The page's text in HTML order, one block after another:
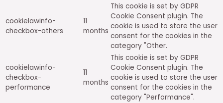
cookielawinfo-
checkbox-others
11
months
This cookie is set by GDPR
Cookie Consent plugin. The
cookie is used to store the user
consent for the cookies in the
category "Other.
cookielawinfo-
checkbox-
performance
11
months
This cookie is set by GDPR
Cookie Consent plugin. The
cookie is used to store the user
consent for the cookies in the
category "Performance".